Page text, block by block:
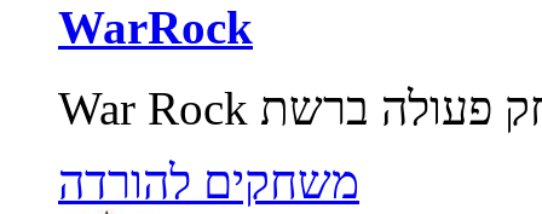
WarRock
משחקים להורדה